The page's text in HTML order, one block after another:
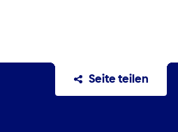
Seite teilen